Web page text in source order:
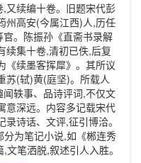
,又续编十卷。旧题宋代彭
州高安(今属江西)人,历任
官。陈振孙《直斋书录解
续集十卷,清初已佚,后复
《续墨客挥犀》。其所议
苏(轼)黄(庭坚)。所载人
闻轶事、品诗评词,不仅文
意深远。内容多记载宋代
录诗话、文评,征引博洽。
为笔记小说,如《郴连秀
笔洒脱,叙述引人入胜。